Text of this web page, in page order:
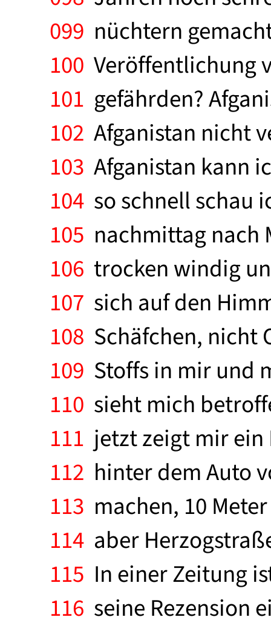
099 nüchtern
100 Veröffentlichung
101 gefährden?
102 Afganistan nicht
103 Afganistan kann
104 so schnell schau
105 nachmittag nach
106 trocken windig
107 sich auf den
108 Schäfchen, nicht
109 Stoffs in mir und
110 sieht mich
111 jetzt zeigt mir
112 hinter dem Auto
113 machen, 10
114 aber
115 In einer Zeitung
116 seine Rezension